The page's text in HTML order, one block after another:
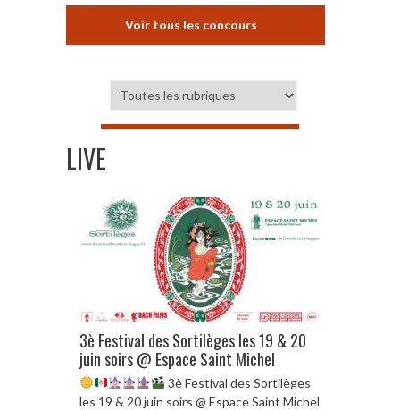
Voir tous les concours
LIVE
3è Festival des Sortilèges les 19 & 20
juin soirs @ Espace Saint Michel
3è Festival des Sortilèges
les 19 & 20 juin soirs @ Espace Saint Michel